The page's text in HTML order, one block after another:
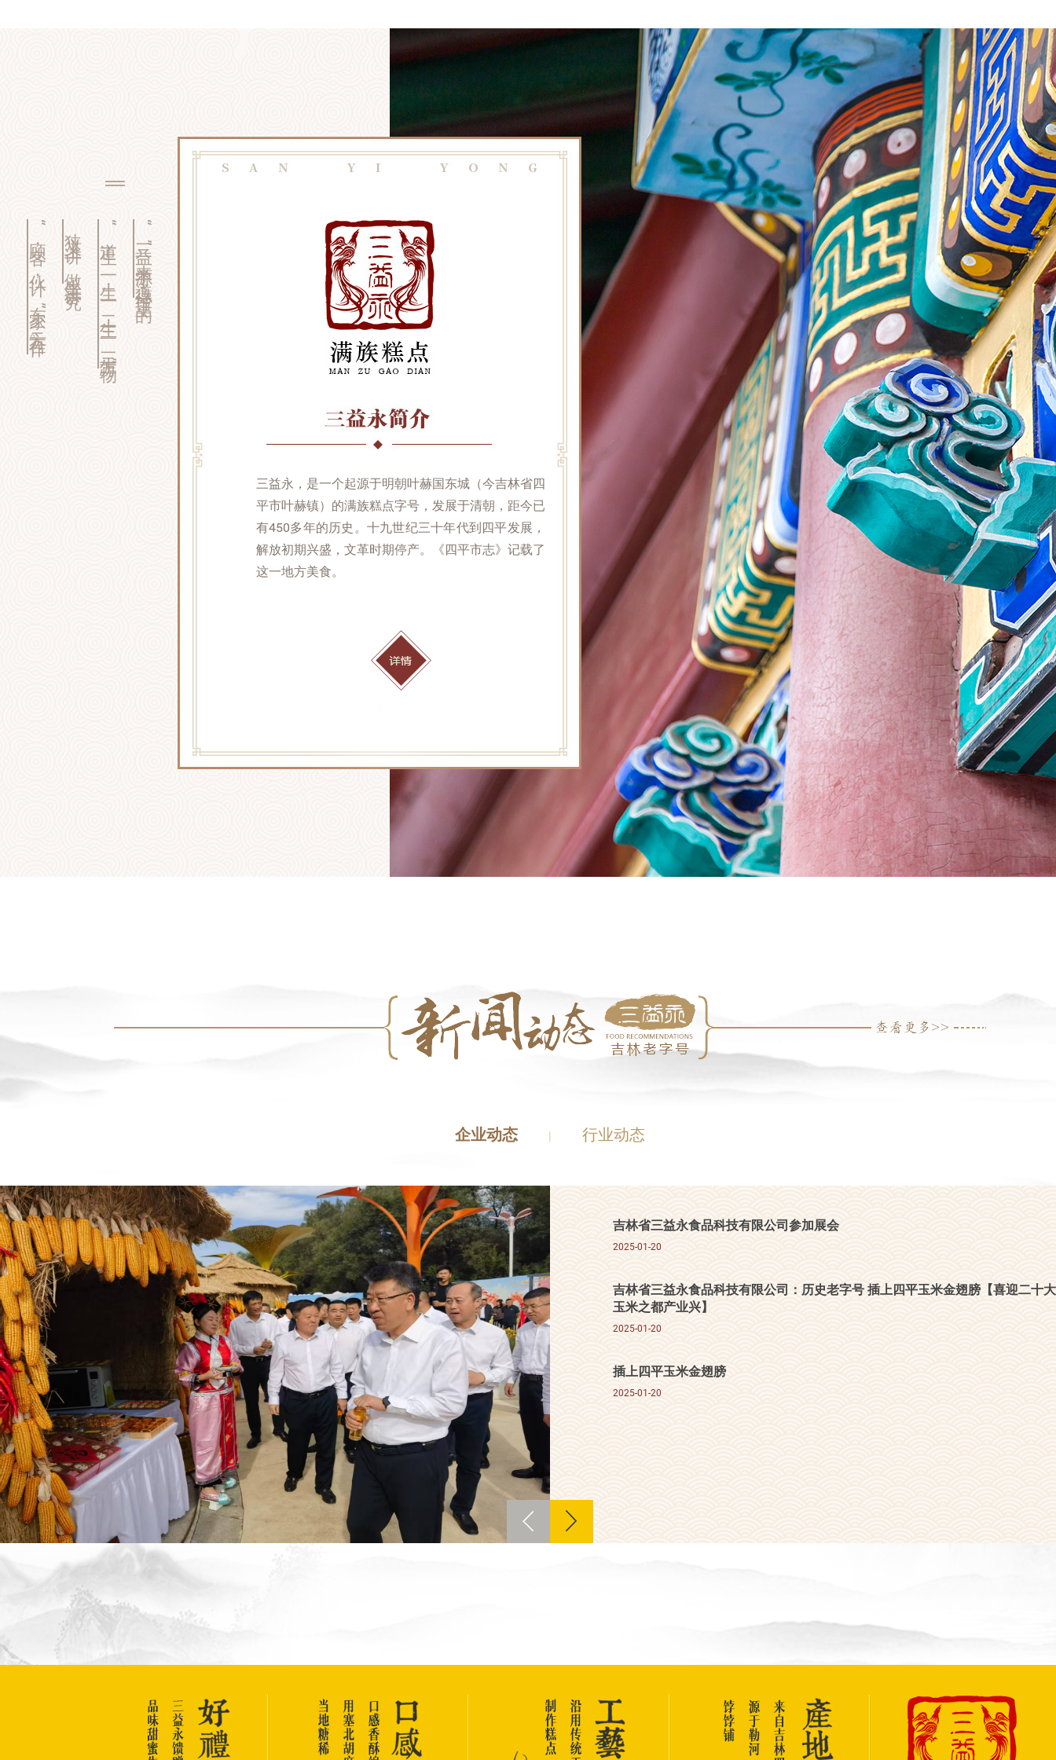
“三益”来源于《道德经》里的
“道生一，一生二，二生三，三生万物”
狭义上讲，做生意讲究
“顾客，伙计，东家”三方合作。
三益永，是一个起源于明朝叶赫国东城（今吉林省四
平市叶赫镇）的满族糕点字号，发展于清朝，距今已
有450多年的历史。十九世纪三十年代到四平发展，
解放初期兴盛，文革时期停产。《四平市志》记载了
这一地方美食。
企业动态 | 行业动态
吉林省三益永食品科技有限公司参加展会
2025-01-20
吉林省三益永食品科技有限公司：历史老字号 插上四平玉米金翅膀【喜迎二十大
玉米之都产业兴】
2025-01-20
插上四平玉米金翅膀
2025-01-20